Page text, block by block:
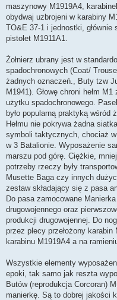
maszynowy M1919A4,
obydwaj uzbrojeni w karabiny
TO&E 37-1 i jednostki,
pistolet M1911A1.
Żołnierz ubrany jest w
spadochronowych (Coat/
żadnych oznaczeń., Buty tzw
M1941). Głowę chroni hełm
użytku spadochronowego.
było popularną praktyką wśród
Hełmu nie pokrywa żadna
symboli taktycznych, chociaż
w 3 Batalionie. Wyposażenie
marszu pod górę. Ciężkie,
potrzeby rzeczy były
Musette Baga czy innych
zestaw składający się z pasa
Do pasa zamocowane
drugowojennego oraz
produkcji drugowojennej. Do
przez plecy przełożony
karabinu M1919A4 a na
Wszystkie elementy
epoki, tak samo jak reszta
Butów (reprodukcja Corcoran)
manierkę. Są to dobrej jakości